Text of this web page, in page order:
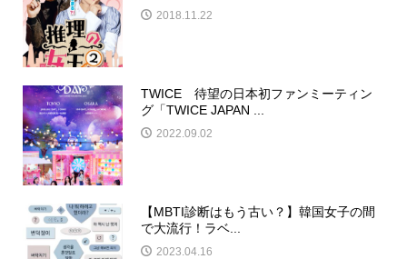
2018.11.22
TWICE 待望の日本初ファンミーティン
グ「TWICE JAPAN ...
2022.09.02
【MBTI診断はもう古い？】韓国女子の間
で大流行！ラベ...
2023.04.16